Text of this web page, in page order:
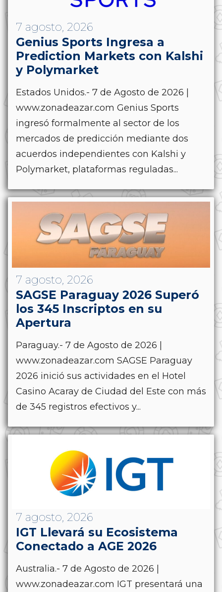
7 agosto, 2026
Genius Sports Ingresa a
Prediction Markets con Kalshi
y Polymarket
Estados Unidos.- 7 de Agosto de 2026 |
www.zonadeazar.com Genius Sports
ingresó formalmente al sector de los
mercados de predicción mediante dos
acuerdos independientes con Kalshi y
Polymarket, plataformas reguladas...
7 agosto, 2026
SAGSE Paraguay 2026 Superó
los 345 Inscriptos en su
Apertura
Paraguay.- 7 de Agosto de 2026 |
www.zonadeazar.com SAGSE Paraguay
2026 inició sus actividades en el Hotel
Casino Acaray de Ciudad del Este con más
de 345 registros efectivos y...
7 agosto, 2026
IGT Llevará su Ecosistema
Conectado a AGE 2026
Australia.- 7 de Agosto de 2026 |
www.zonadeazar.com IGT presentará una